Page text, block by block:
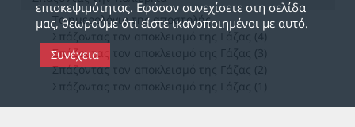
Το ημερολόγιο της αποστολής
Σπάζοντας τον αποκλεισμό της Γάζας (4)
Σπάζοντας τον αποκλεισμό της Γάζας (3)
Σπάζοντας τον αποκλεισμό της Γάζας (2)
Σπάζοντας τον αποκλεισμό της Γάζας (1)
επισκεψιμότητας. Εφόσον συνεχίσετε στη σελίδα
μας, θεωρούμε ότι είστε ικανοποιημένοι με αυτό.
Συνέχεια